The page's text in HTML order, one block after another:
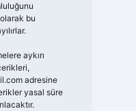
bu
aykırı
adresine
yasal süre